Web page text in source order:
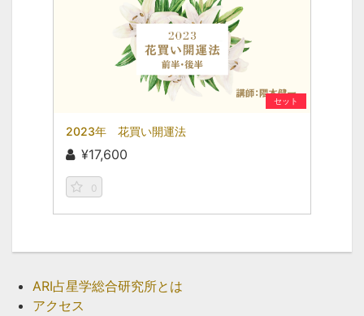
セット
2023年 花買い開運法
¥17,600
0
ARI占星学総合研究所とは
アクセス